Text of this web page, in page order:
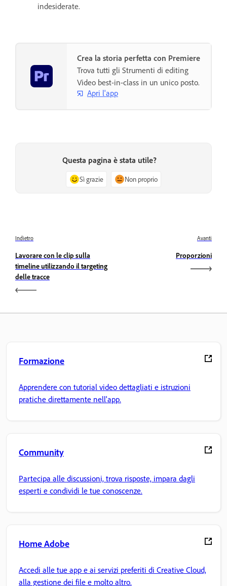
indesiderate.
Crea la storia perfetta con Premiere
Trova tutti gli Strumenti di editing
Video best-in-class in un unico posto.
Apri l'app
Questa pagina è stata utile?
Sì grazie Non proprio
Indietro
Lavorare con le clip sulla
timeline utilizzando il targeting
delle tracce
Avanti
Proporzioni
Formazione
Apprendere con tutorial video dettagliati e istruzioni
pratiche direttamente nell'app.
Community
Partecipa alle discussioni, trova risposte, impara dagli
esperti e condividi le tue conoscenze.
Home Adobe
Accedi alle tue app e ai servizi preferiti di Creative Cloud,
alla gestione dei file e molto altro.